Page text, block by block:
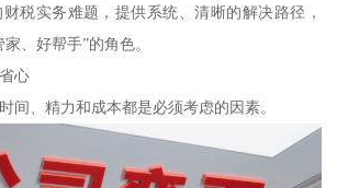
税实务难题，提供系统、清晰的解决路径，
、好帮手”的角色。
心
间、精力和成本都是必须考虑的因素。